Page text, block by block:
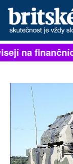
PŘIHLÁSIT
ARCHIV
ROZHOVORY
TÉMATA
na